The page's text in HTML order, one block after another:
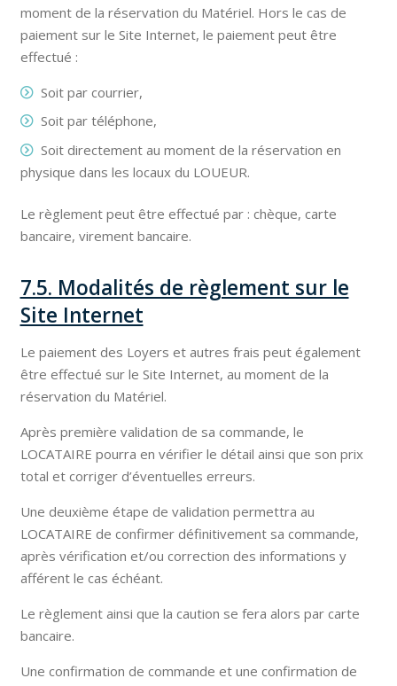
moment de la réservation du Matériel. Hors le cas de
paiement sur le Site Internet, le paiement peut être
effectué :
Soit par courrier,
Soit par téléphone,
Soit directement au moment de la réservation en
physique dans les locaux du LOUEUR.
Le règlement peut être effectué par : chèque, carte
bancaire, virement bancaire.
7.5. Modalités de règlement sur le
Site Internet
Le paiement des Loyers et autres frais peut également
être effectué sur le Site Internet, au moment de la
réservation du Matériel.
Après première validation de sa commande, le
LOCATAIRE pourra en vérifier le détail ainsi que son prix
total et corriger d’éventuelles erreurs.
Une deuxième étape de validation permettra au
LOCATAIRE de confirmer définitivement sa commande,
après vérification et/ou correction des informations y
afférent le cas échéant.
Le règlement ainsi que la caution se fera alors par carte
bancaire.
Une confirmation de commande et une confirmation de